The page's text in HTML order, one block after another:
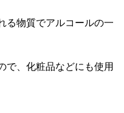
る物質でアルコールの一
で、化粧品などにも使用